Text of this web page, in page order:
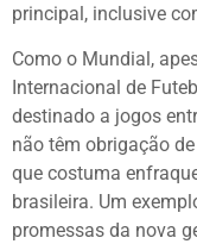
principal, inclusive
Como o Mundial,
Internacional de
destinado a jogos
não têm obrigação
que costuma
brasileira. Um
promessas da nova